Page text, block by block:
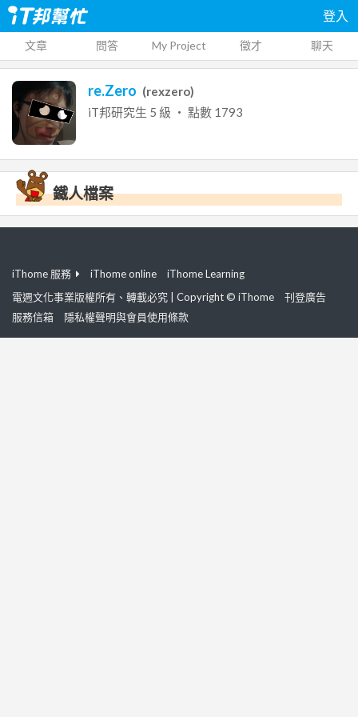
登入
文章 問答 My Project 徵才 聊天
re.Zero (rexzero)
iT邦研究生 5 級 ‧ 點數 1793
鐵人檔案
iThome 服務 iThome online
iThome Learning
電週文化事業版權所有、轉載必究 | Copyright © iThome
刊登廣告
服務信箱
隱私權聲明與會員使用條款